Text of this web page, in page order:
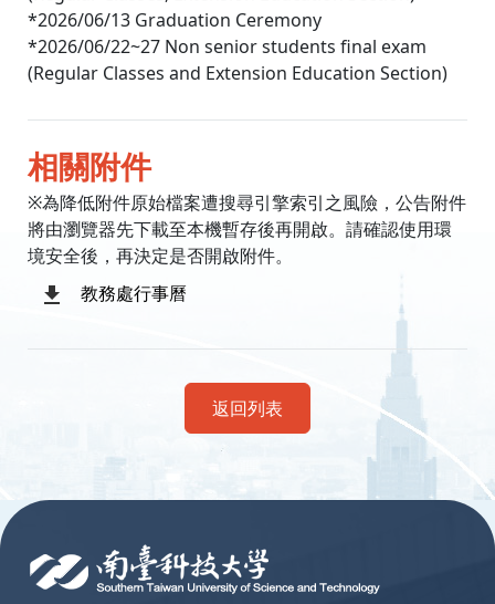
*2026/06/13 Graduation Ceremony
*2026/06/22~27 Non senior students final exam
(Regular Classes and Extension Education Section)
相關附件
※為降低附件原始檔案遭搜尋引擎索引之風險，公告附件
將由瀏覽器先下載至本機暫存後再開啟。請確認使用環
境安全後，再決定是否開啟附件。
教務處行事曆
返回列表